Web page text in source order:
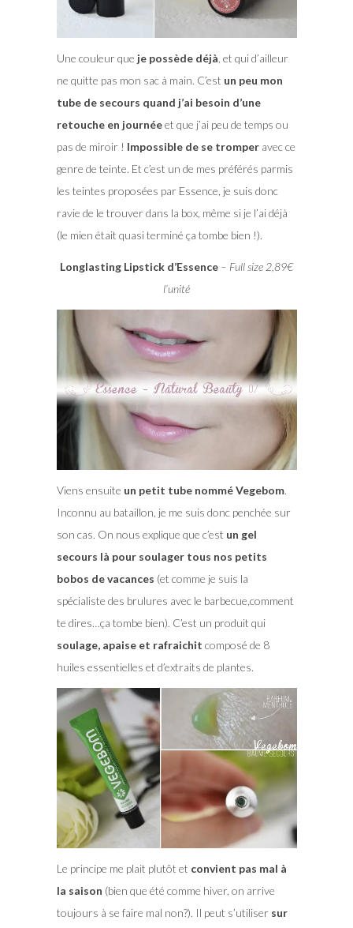
Une couleur que je possède déjà, et qui d’ailleur
ne quitte pas mon sac à main. C’est un peu mon
tube de secours quand j’ai besoin d’une
retouche en journéeet que j’ai peu de temps ou
pas de miroir ! Impossible de se tromperavec ce
genre de teinte. Et c’est un de mes préférés parmis
les teintes proposées par Essence, je suis donc
ravie de le trouver dans la box, même si je l’ai déjà
(le mien était quasi terminé ça tombe bien !).
Longlasting Lipstick d’Essence – Full size 2,89€
l’unité
Viens ensuite un petit tube nommé Vegebom.
Inconnu au bataillon, je me suis donc penchée sur
son cas. On nous explique que c’est un gel
secours là pour soulager tous nos petits
bobos de vacances (et comme je suis la
spécialiste des brulures avec le barbecue,comment
te dires…ça tombe bien). C’est un produit qui
soulage, apaise et rafraichit composé de 8
huiles essentielles et d’extraits de plantes.
Le principe me plait plutôt et convient pas mal à
la saison (bien que été comme hiver, on arrive
toujours à se faire mal non?). Il peut s’utiliser sur